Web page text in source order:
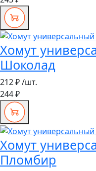
Хомут
Шоколад
212 ₽/шт.
244 ₽
Хомут
Пломбир